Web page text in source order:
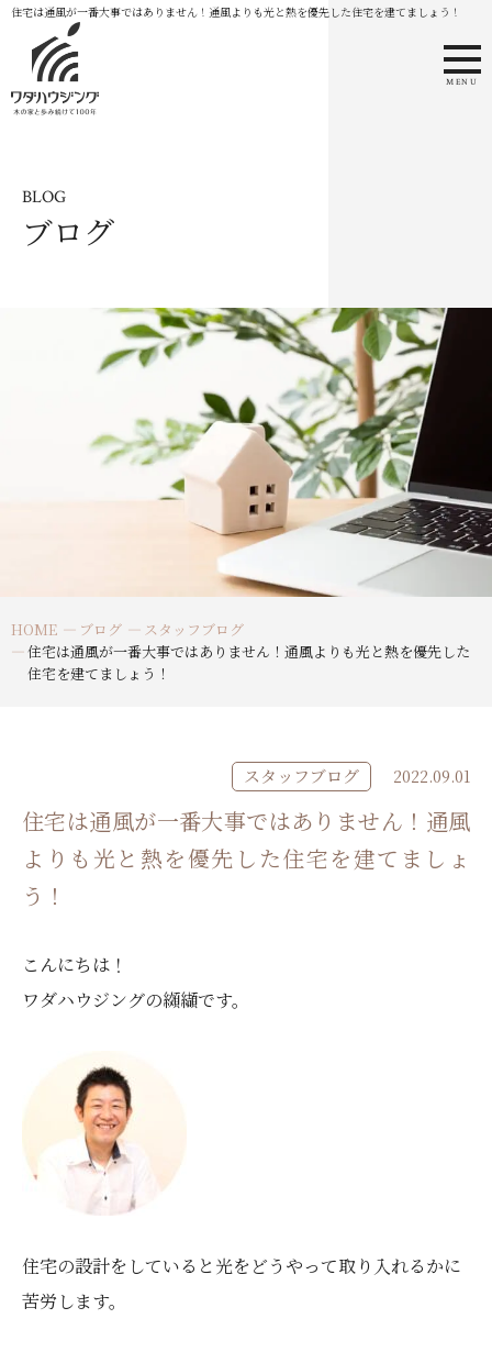
住宅は通風が一番大事ではありません！通風よりも光と熱を優先した住宅を建てましょう！
MENU
BLOG
ブログ
HOME ブログ
スタッフブログ
住宅は通風が一番大事ではありません！通風よりも光と熱を優先した
住宅を建てましょう！
スタッフブログ 2022.09.01
住宅は通風が一番大事ではありません！通風
よりも光と熱を優先した住宅を建てましょ
う！
こんにちは！
ワダハウジングの纐纈です。
住宅の設計をしていると光をどうやって取り入れるかに
苦労します。